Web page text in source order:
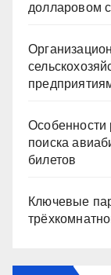
долларовом
поиска
билетов
Ключевые